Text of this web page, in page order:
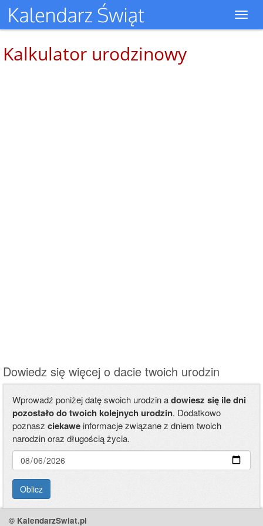
Kalkulator urodzinowy
Dowiedz się więcej o dacie twoich urodzin
Wprowadź poniżej datę swoich urodzin adowiesz się ile dni
pozostało do twoich kolejnych urodzin. Dodatkowo
poznasz ciekaweinformacje związane z dniem twoich
narodzin oraz długością życia.
Data
urodzin
Oblicz
© KalendarzSwiat.pl